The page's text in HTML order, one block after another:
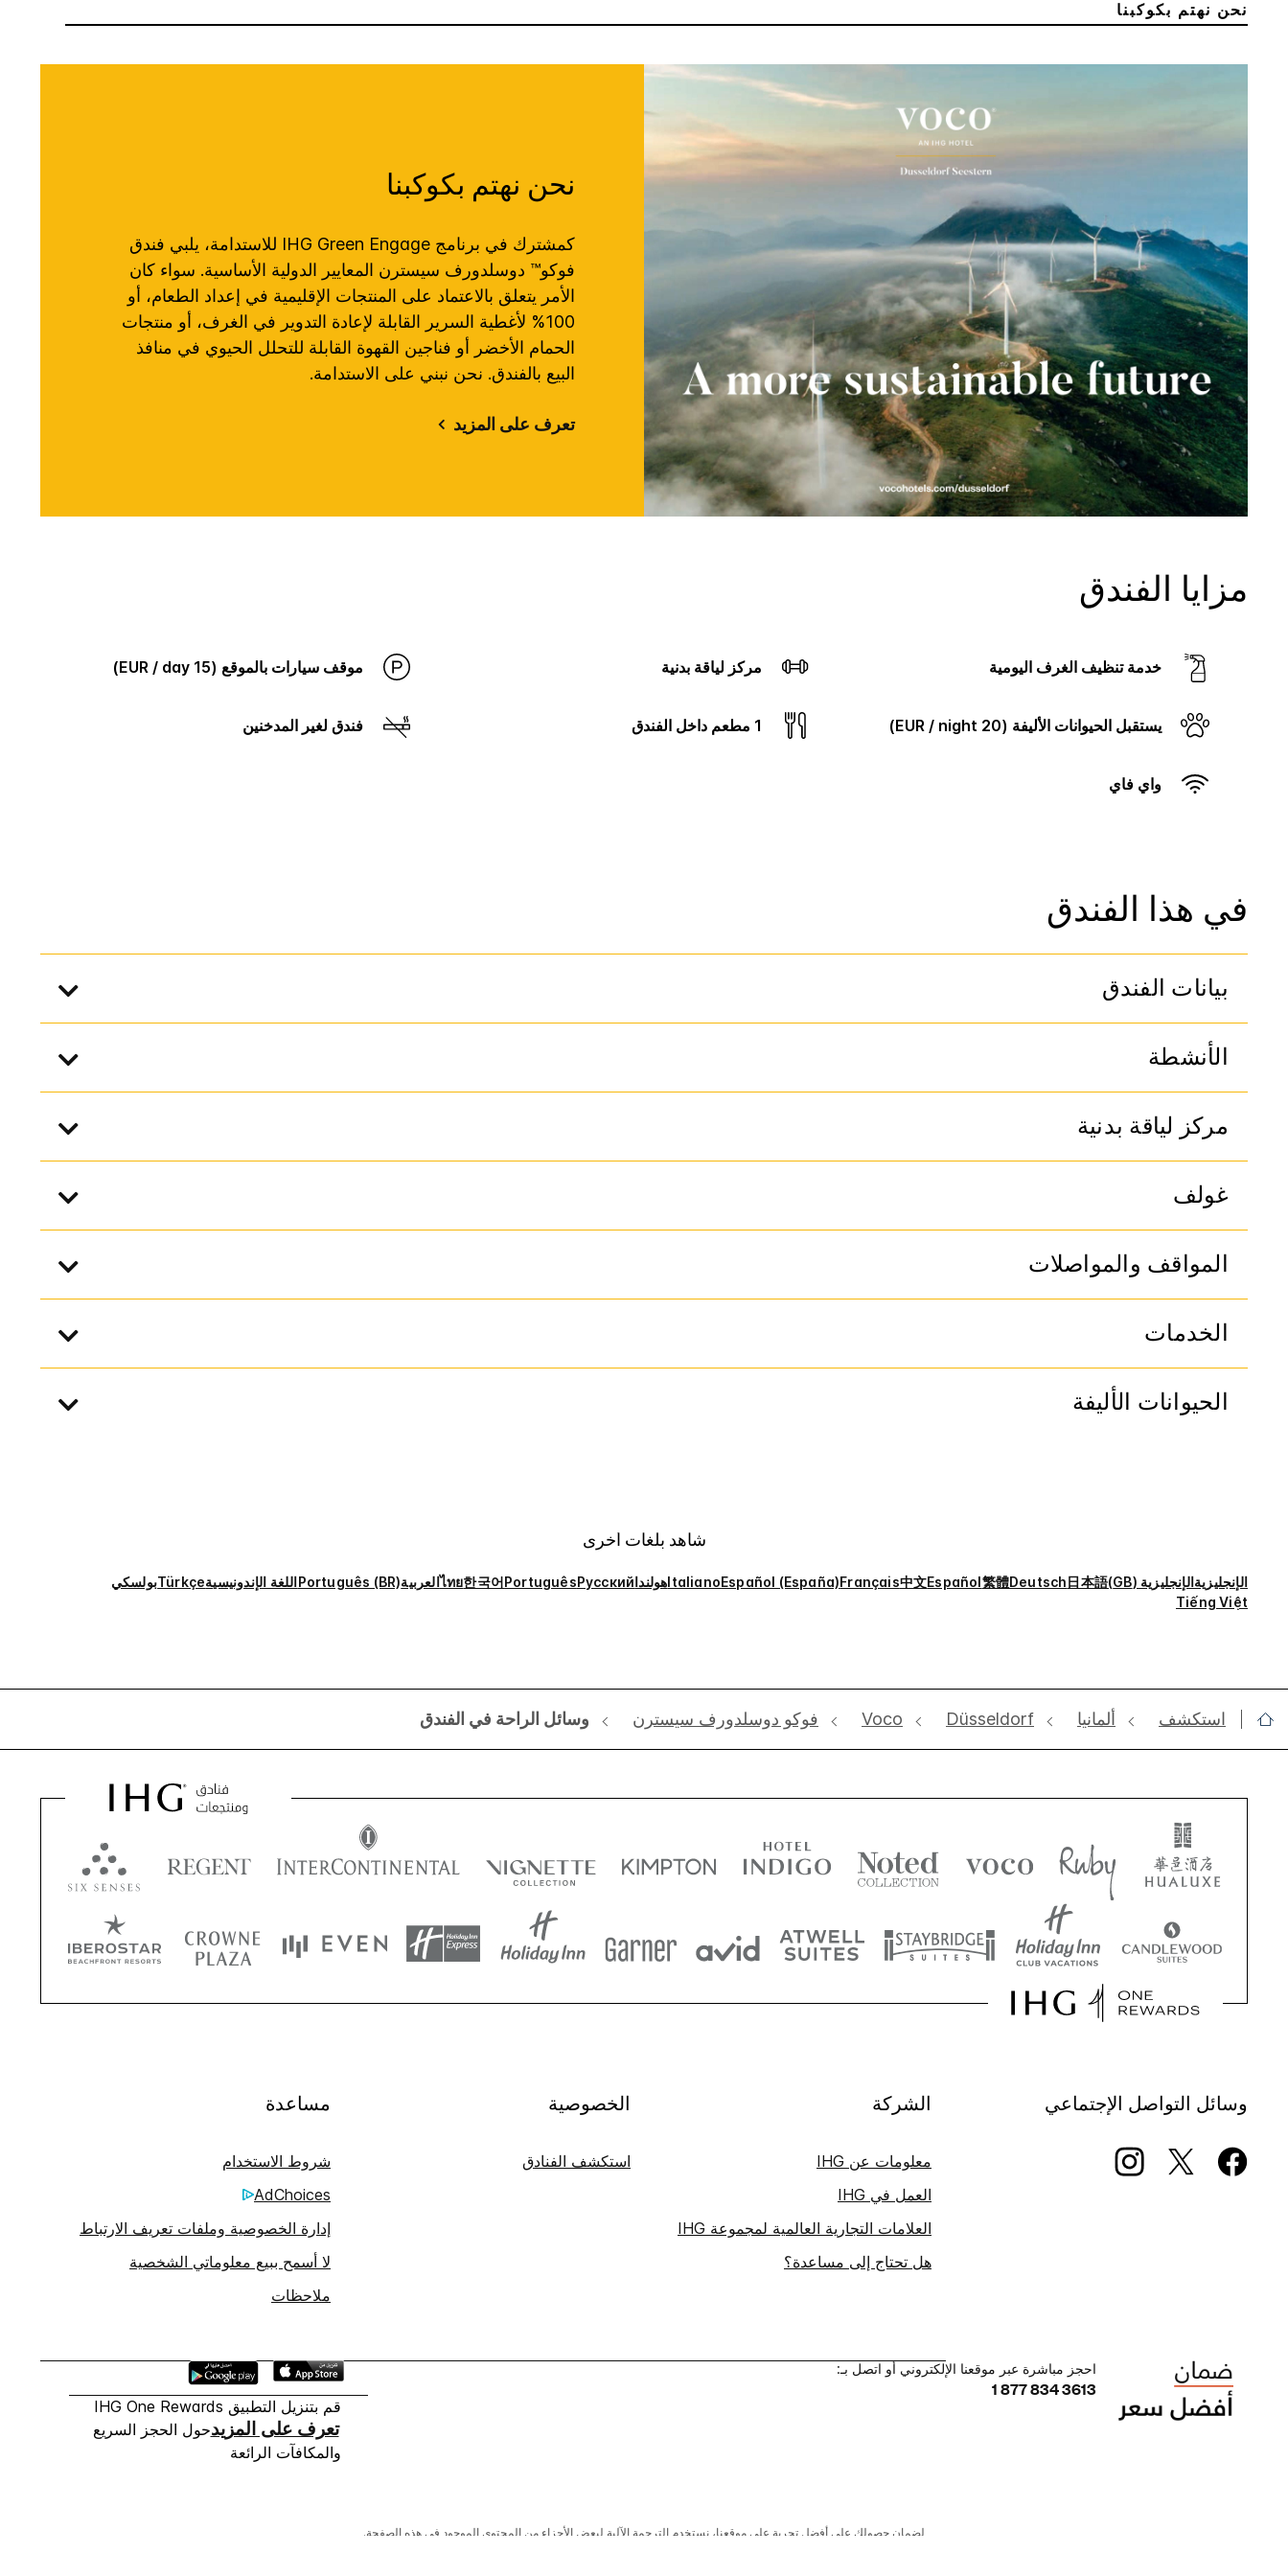
نحن نهتم بكوكبنا
نحن نهتم بكوكبنا
كمشترك في برنامج IHG Green Engage للاستدامة، يلبي فندق
فوكو™ دوسلدورف سيسترن المعايير الدولية الأساسية. سواء كان
الأمر يتعلق بالاعتماد على المنتجات الإقليمية في إعداد الطعام، أو
100% لأغطية السرير القابلة لإعادة التدوير في الغرف، أو منتجات
الحمام الأخضر أو فناجين القهوة القابلة للتحلل الحيوي في منافذ
البيع بالفندق. نحن نبني على الاستدامة.
تعرف على المزيد
مزايا الفندق
خدمة تنظيف الغرف اليومية مركز لياقة بدنية موقف سيارات بالموقع (15 EUR / day)
يستقبل الحيوانات الأليفة (20 EUR / night) 1 مطعم داخل الفندق فندق لغير المدخنين
واي فاي
في هذا الفندق
بيانات الفندق
الأنشطة
مركز لياقة بدنية
غولف
المواقف والمواصلات
الخدمات
الحيوانات الأليفة
شاهد بلغات أخرى
الإنجليزيةالإنجليزية (GB) 日本語
Deutsch
繁體
Español
中文
Français
Español (España)
ItalianoهولنداРусский
Português
한국어
ไทยالعربيةPortuguês (BR)اللغة الإندونيسيةTürkçeبولسكي
Tiếng Việt
استكشف ألمانيا Düsseldorf
Voco فوكو دوسلدورف سيسترن وسائل الراحة في الفندق
وسائل التواصل الإجتماعي الشركة
معلومات عن IHG
العمل في IHG
العلامات التجارية العالمية لمجموعة IHG
هل تحتاج إلى مساعدة؟
الخصوصية
استكشف الفنادق
مساعدة
شروط الاستخدام
AdChoices
إدارة الخصوصية وملفات تعريف الارتباط
لا أسمح ببيع معلوماتي الشخصية
ملاحظات
احجز مباشرة عبر موقعنا الإلكتروني أو اتصل بـ:
1 877 834 3613
قم بتنزيل التطبيق IHG One Rewards
تعرف على المزيدحول الحجز السريع
والمكافآت الرائعة
لضمان حصولك على أفضل تجربة على موقعنا، نستخدم الترجمة الآلية لبعض الأجزاء من المحتوى الموجود في هذه الصفحة.